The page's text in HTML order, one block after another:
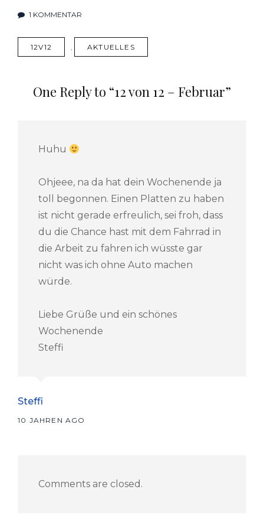
1 KOMMENTAR
12
VON
FEBRUAR
TAGS12V12 , AKTUELLES
One Reply to “12 von 12 – Februar”
Huhu
Ohjeee, na da hat dein Wochenende ja
toll begonnen. Einen Platten zu haben
ist nicht gerade erfreulich, sei froh, dass
du die Chance hast mit dem Fahrrad in
die Arbeit zu fahren ich wüsste gar
nicht was ich ohne Auto machen
würde.
Liebe Grüße und ein schönes
Wochenende
Steffi
Steffi
says:
10 JAHREN AGO
Comments are closed.